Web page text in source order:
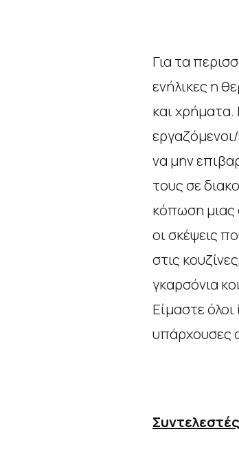
Για τα
ενήλικες η
και χρήματα.
να μην
τους σε
κόπωση μιας
οι σκέψεις
στις
γκαρσόνια
Είμαστε
υπάρχουσες
Συντελεστές